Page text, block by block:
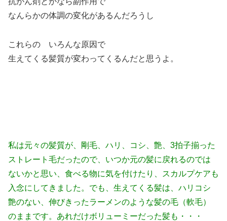
なんらかの体調の変化があるんだろうし
これらの いろんな原因で
生えてくる髪質が変わってくるんだと思うよ。
私は元々の髪質が、剛毛、ハリ、コシ、艶、3拍子揃った
ストレート毛だったので、いつか元の髪に戻れるのでは
ないかと思い、食べる物に気を付けたり、スカルプケアも
入念にしてきました。でも、生えてくる髪は、ハリコシ
艶のない、伸びきったラーメンのような髪の毛（軟毛）
のままです。あれだけボリューミーだった髪も・・・